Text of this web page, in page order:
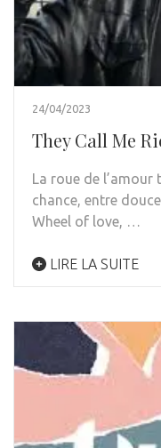
24/04/2023
They Call Me
La roue de
chance, entre
Wheel of love, …
LIRE LA SUITE